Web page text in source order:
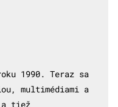
1990. Teraz sa
multimédiami a
a tiež